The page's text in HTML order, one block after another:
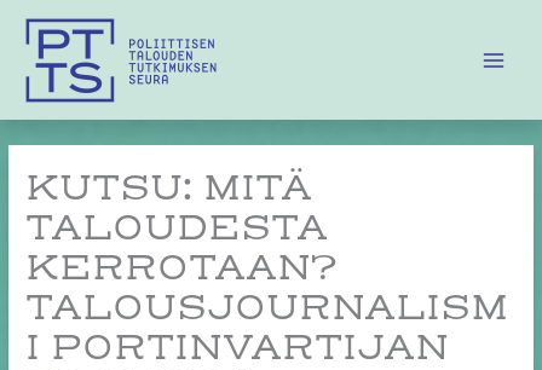
sisältöön
KUTSU: MITÄ
TALOUDESTA
KERROTAAN?
TALOUSJOURNALISM
I PORTINVARTIJAN